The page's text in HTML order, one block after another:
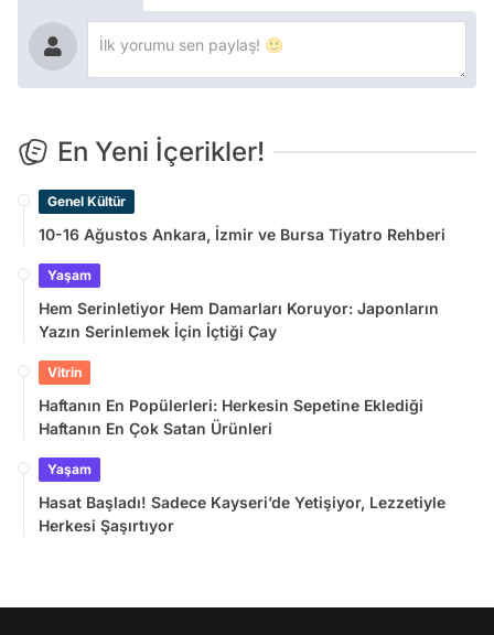
En Yeni İçerikler!
Genel Kültür
10-16 Ağustos Ankara, İzmir ve Bursa Tiyatro Rehberi
Yaşam
Hem Serinletiyor Hem Damarları Koruyor: Japonların
Yazın Serinlemek İçin İçtiği Çay
Vitrin
Haftanın En Popülerleri: Herkesin Sepetine Eklediği
Haftanın En Çok Satan Ürünleri
Yaşam
Hasat Başladı! Sadece Kayseri’de Yetişiyor, Lezzetiyle
Herkesi Şaşırtıyor